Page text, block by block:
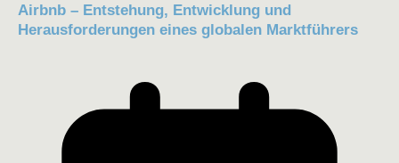
Airbnb – Entstehung, Entwicklung und
Herausforderungen eines globalen Marktführers